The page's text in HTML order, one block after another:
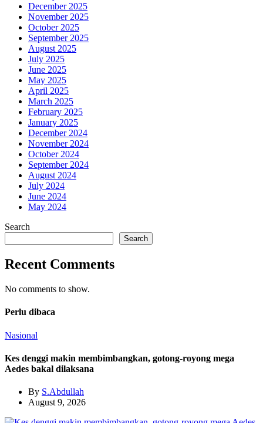
December 2025
November 2025
October 2025
September 2025
August 2025
July 2025
June 2025
May 2025
April 2025
March 2025
February 2025
January 2025
December 2024
November 2024
October 2024
September 2024
August 2024
July 2024
June 2024
May 2024
Search
Search
Recent Comments
No comments to show.
Perlu dibaca
Nasional
Kes denggi makin membimbangkan, gotong-royong mega
Aedes bakal dilaksana
By S.Abdullah
August 9, 2026